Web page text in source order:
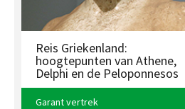
Reis Griekenland:
hoogtepunten van Athene,
Delphi en de Peloponnesos
8-daagse reis o.l.v. Karin Braamhorst
Garant vertrek